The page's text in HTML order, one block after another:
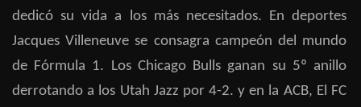
dedicó su vida a los más necesitados. En deportes
Jacques Villeneuve se consagra campeón del mundo
de Fórmula 1. Los Chicago Bulls ganan su 5º anillo
derrotando a los Utah Jazz por 4-2. y en la ACB, El FC